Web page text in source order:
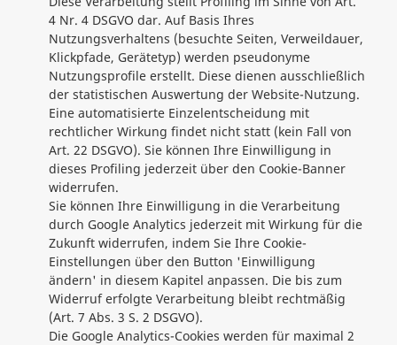
4 Nr. 4 DSGVO dar. Auf Basis Ihres
Nutzungsverhaltens (besuchte Seiten, Verweildauer,
Klickpfade, Gerätetyp) werden pseudonyme
Nutzungsprofile erstellt. Diese dienen ausschließlich
der statistischen Auswertung der Website-Nutzung.
Eine automatisierte Einzelentscheidung mit
rechtlicher Wirkung findet nicht statt (kein Fall von
Art. 22 DSGVO). Sie können Ihre Einwilligung in
dieses Profiling jederzeit über den Cookie-Banner
widerrufen.
Sie können Ihre Einwilligung in die Verarbeitung
durch Google Analytics jederzeit mit Wirkung für die
Zukunft widerrufen, indem Sie Ihre Cookie-
Einstellungen über den Button 'Einwilligung
ändern' in diesem Kapitel anpassen. Die bis zum
Widerruf erfolgte Verarbeitung bleibt rechtmäßig
(Art. 7 Abs. 3 S. 2 DSGVO).
Die Google Analytics-Cookies werden für maximal 2